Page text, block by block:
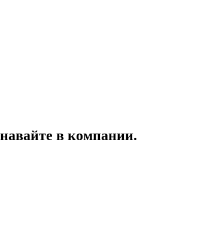
в компании.